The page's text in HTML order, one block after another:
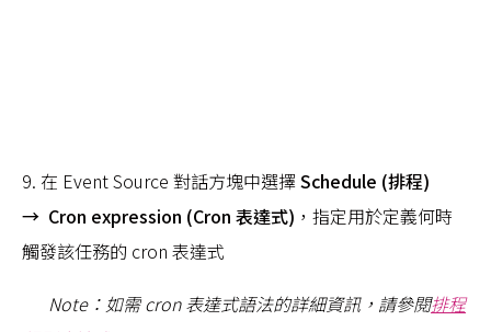
9. 在 Event Source 對話方塊中選擇Schedule (排程)
→ Cron expression (Cron 表達式) ，指定用於定義何時
觸發該任務的 cron 表達式
Note：如需 cron 表達式語法的詳細資訊，請參閱排程